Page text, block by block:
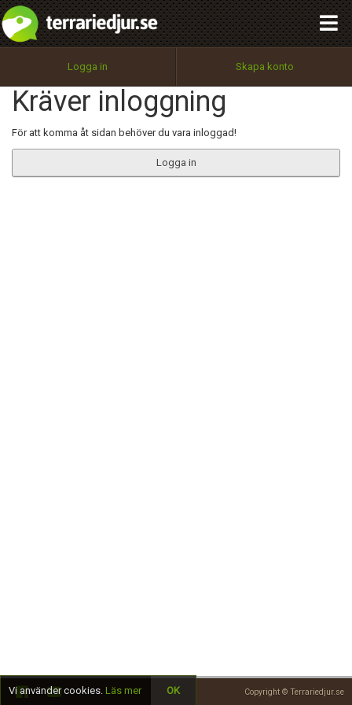
Logga in Skapa konto
Kräver inloggning
För att komma åt sidan behöver du vara inloggad!
Logga in
Copyright © Terrariedjur.se
Utför
100%
OK
integritetspolicy
Namn:
Epost:
Begär nytt lösenord
Tillbaka till förstasidan
Vi använder cookies. Läs mer OK